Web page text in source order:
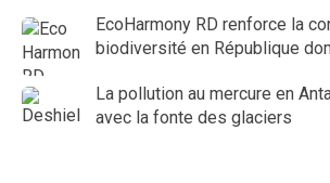
EcoHarmony RD renforce la
biodiversité en République
La pollution au mercure en
avec la fonte des glaciers